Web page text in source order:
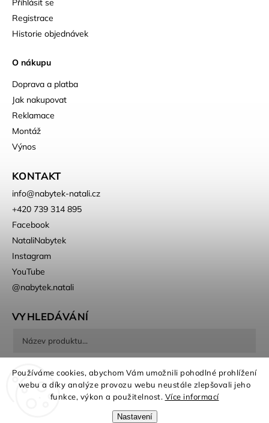
Používáme cookies, abychom Vám umožnili pohodlné prohlížení
webu a díky analýze provozu webu neustále zlepšovali jeho
funkce, výkon a použitelnost. Více informací
Nastavení
Přihlásit se
Registrace
Historie objednávek
O nákupu
Doprava a platba
Jak nakupovat
Reklamace
Montáž
Výnos
KONTAKT
info@nabytek-natali.cz
+420 739 314 895
Facebook
NataliNabytek
Instagram
YouTube
@nabytek.natali
VYHLEDÁVÁNÍ
Hledat